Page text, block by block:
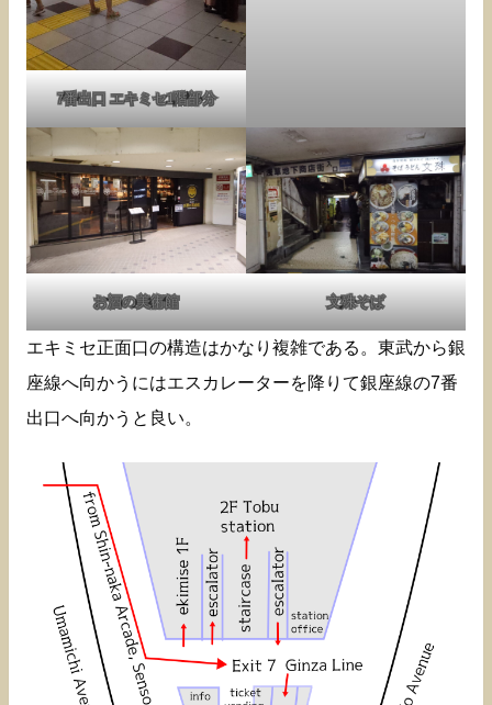
7番出口 エキミセ1階部分
お酒の美術館 文殊そば
エキミセ正面口の構造はかなり複雑である。東武から銀
座線へ向かうにはエスカレーターを降りて銀座線の7番
出口へ向かうと良い。